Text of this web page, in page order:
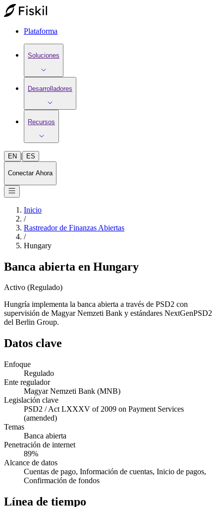
Plataforma
Soluciones
Desarrolladores
Recursos
EN | ES
Conectar Ahora
Inicio
/
Rastreador de Finanzas Abiertas
/
Hungary
Banca abierta en Hungary
Activo (Regulado)
Hungría implementa la banca abierta a través de PSD2 con
supervisión de Magyar Nemzeti Bank y estándares NextGenPSD2
del Berlin Group.
Datos clave
Enfoque
Regulado
Ente regulador
Magyar Nemzeti Bank (MNB)
Legislación clave
PSD2 / Act LXXXV of 2009 on Payment Services
(amended)
Temas
Banca abierta
Penetración de internet
89%
Alcance de datos
Cuentas de pago, Información de cuentas, Inicio de pagos,
Confirmación de fondos
Línea de tiempo